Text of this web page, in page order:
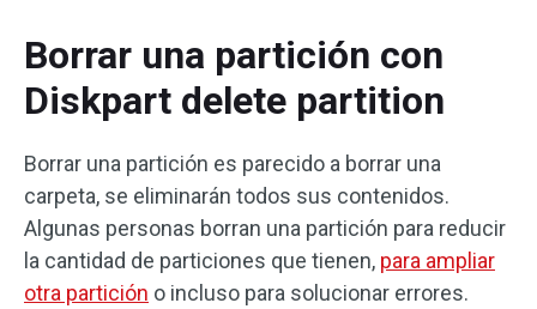
Borrar una partición con
Diskpart delete partition
Borrar una partición es parecido a borrar una
carpeta, se eliminarán todos sus contenidos.
Algunas personas borran una partición para reducir
la cantidad de particiones que tienen, para ampliar
otra partición o incluso para solucionar errores.